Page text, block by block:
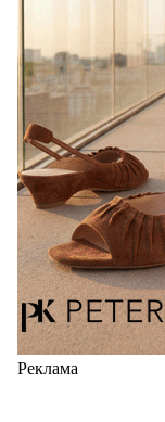
Реклама